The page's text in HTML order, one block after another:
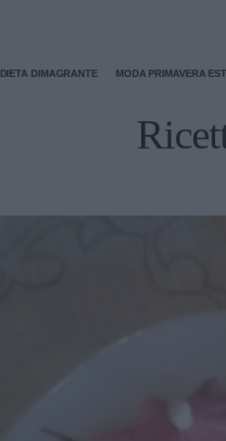
DIETA DIMAGRANTE MODA PRIMAVERA